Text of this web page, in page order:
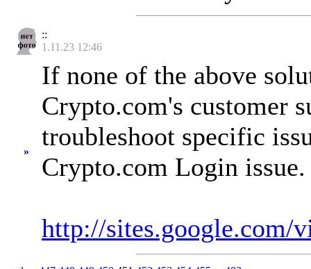
::
1.11.23 12:46
»
If none of the above
Crypto.com's customer
troubleshoot specific
Crypto.com Login issue.
http://sites.google.com/